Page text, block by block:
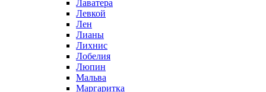
Лаватера
Левкой
Лен
Лианы
Лихнис
Лобелия
Люпин
Мальва
Маргаритка